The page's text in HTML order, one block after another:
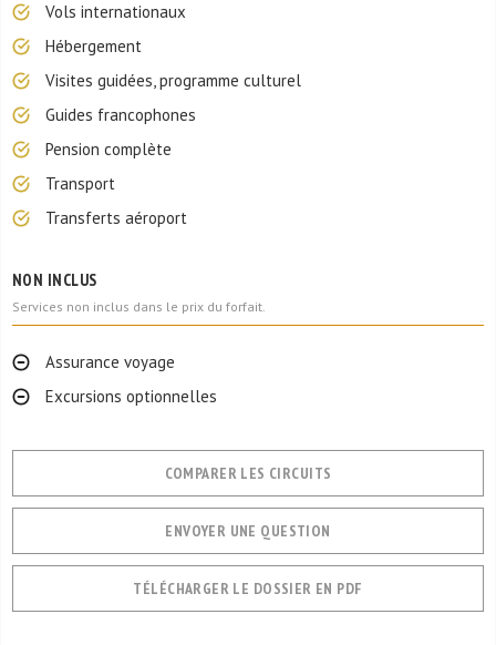
Vols internationaux
Hébergement
Visites guidées, programme culturel
Guides francophones
Pension complète
Transport
Transferts aéroport
NON INCLUS
Services non inclus dans le prix du forfait.
Assurance voyage
Excursions optionnelles
COMPARER LES CIRCUITS
ENVOYER UNE QUESTION
TÉLÉCHARGER LE DOSSIER EN PDF